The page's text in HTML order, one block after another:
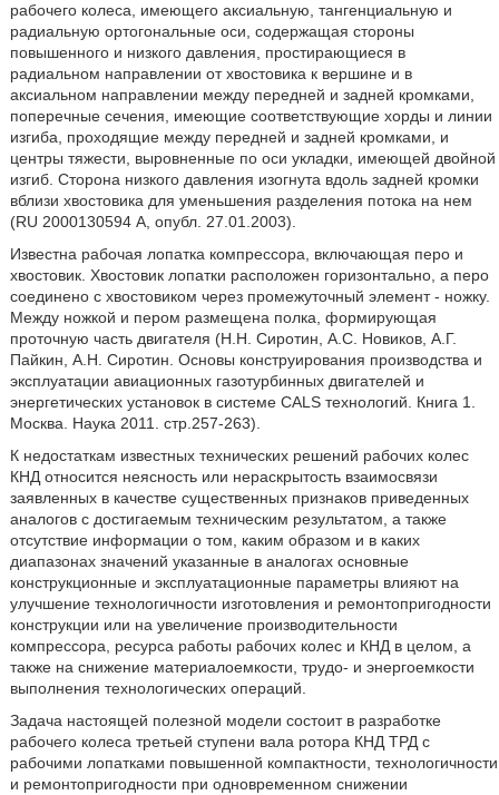
рабочего колеса, имеющего аксиальную, тангенциальную и
радиальную ортогональные оси, содержащая стороны
повышенного и низкого давления, простирающиеся в
радиальном направлении от хвостовика к вершине и в
аксиальном направлении между передней и задней кромками,
поперечные сечения, имеющие соответствующие хорды и линии
изгиба, проходящие между передней и задней кромками, и
центры тяжести, выровненные по оси укладки, имеющей двойной
изгиб. Сторона низкого давления изогнута вдоль задней кромки
вблизи хвостовика для уменьшения разделения потока на нем
(RU 2000130594 А, опубл. 27.01.2003).
Известна рабочая лопатка компрессора, включающая перо и
хвостовик. Хвостовик лопатки расположен горизонтально, а перо
соединено с хвостовиком через промежуточный элемент - ножку.
Между ножкой и пером размещена полка, формирующая
проточную часть двигателя (Н.Н. Сиротин, А.С. Новиков, А.Г.
Пайкин, А.Н. Сиротин. Основы конструирования производства и
эксплуатации авиационных газотурбинных двигателей и
энергетических установок в системе CALS технологий. Книга 1.
Москва. Наука 2011. стр.257-263).
К недостаткам известных технических решений рабочих колес
КНД относится неясность или нераскрытость взаимосвязи
заявленных в качестве существенных признаков приведенных
аналогов с достигаемым техническим результатом, а также
отсутствие информации о том, каким образом и в каких
диапазонах значений указанные в аналогах основные
конструкционные и эксплуатационные параметры влияют на
улучшение технологичности изготовления и ремонтопригодности
конструкции или на увеличение производительности
компрессора, ресурса работы рабочих колес и КНД в целом, а
также на снижение материалоемкости, трудо- и энергоемкости
выполнения технологических операций.
Задача настоящей полезной модели состоит в разработке
рабочего колеса третьей ступени вала ротора КНД ТРД с
рабочими лопатками повышенной компактности, технологичности
и ремонтопригодности при одновременном снижении